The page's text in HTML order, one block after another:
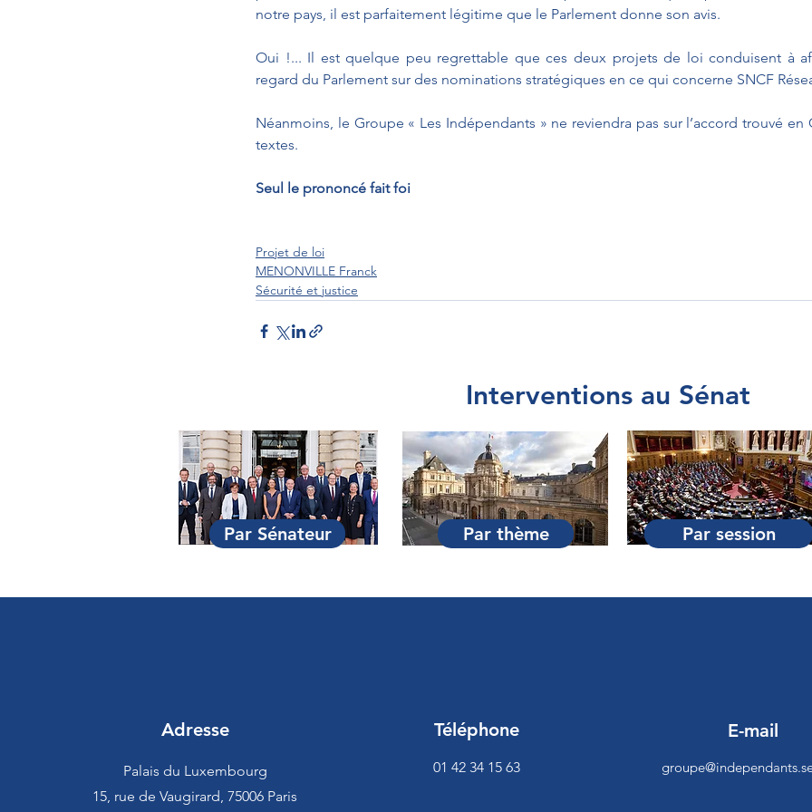
notre pays, il est parfaitement légitime que le Parlement donne son avis.
Oui !... Il est quelque peu regrettable que ces deux projets de loi conduisent à
regard du Parlement sur des nominations stratégiques en ce qui concerne SNCF
Néanmoins, le Groupe « Les Indépendants » ne reviendra pas sur l’accord trouvé en
textes.
Seul le prononcé fait foi
Projet de loi
MENONVILLE Franck
Sécurité et justice
Interventions au Sénat
Par Sénateur Par thème Par session
Adresse
Palais du Luxembourg
15, rue de Vaugirard, 75006 Paris
Téléphone
01 42 34 15 63
E-mail